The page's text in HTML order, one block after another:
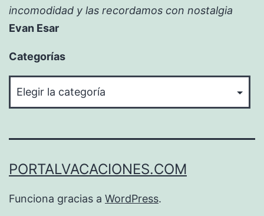
incomodidad y las recordamos con nostalgia
Evan Esar
Categorías
PORTALVACACIONES.COM
Funciona gracias a WordPress.